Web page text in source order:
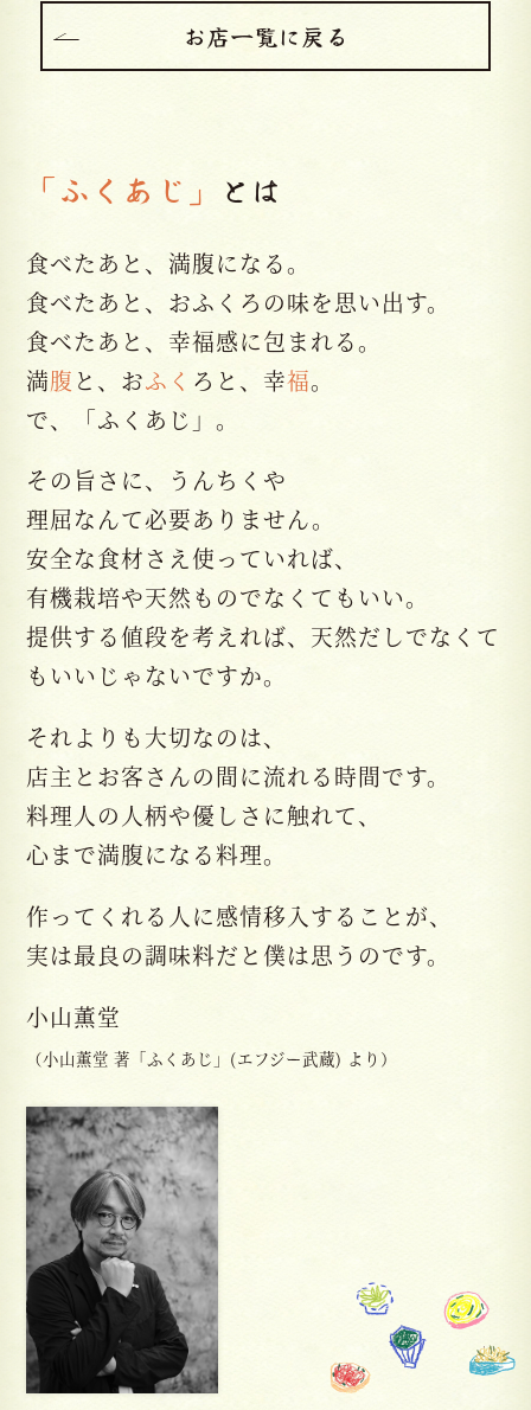
お店一覧に戻る
「ふくあじ」 とは
食べたあと、満腹になる。
食べたあと、おふくろの味を思い出す。
食べたあと、幸福感に包まれる。
満腹 と、おふく ろと、幸福。
で、「ふくあじ」。
その旨さに、うんちくや
理屈なんて必要ありません。
安全な食材さえ使っていれば、
有機栽培や天然ものでなくてもいい。
提供する値段を考えれば、天然だしでなくて
もいいじゃないですか。
それよりも大切なのは、
店主とお客さんの間に流れる時間です。
料理人の人柄や優しさに触れて、
心まで満腹になる料理。
作ってくれる人に感情移入することが、
実は最良の調味料だと僕は思うのです。
小山薫堂
（小山薫堂 著「ふくあじ」(エフジー武蔵) より）